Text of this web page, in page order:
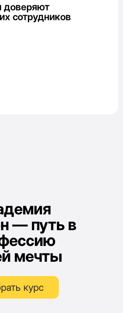
доверяют
сотрудников
— путь в
мечты
курс